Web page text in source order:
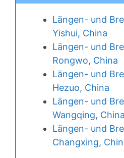
Längen- und
Yishui, China
Längen- und
Rongwo, China
Längen- und
Hezuo, China
Längen- und
Wangqing, China
Längen- und
Changxing,